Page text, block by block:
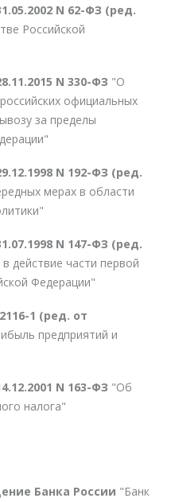
N 62-ФЗ (ред.
Российской
N 330-ФЗ "О
официальных
за пределы
N 192-ФЗ (ред.
мерах в области
N 147-ФЗ (ред.
действие части первой
Федерации"
1 (ред. от
предприятий и
N 163-ФЗ "Об
налога"
Банка России "Банк